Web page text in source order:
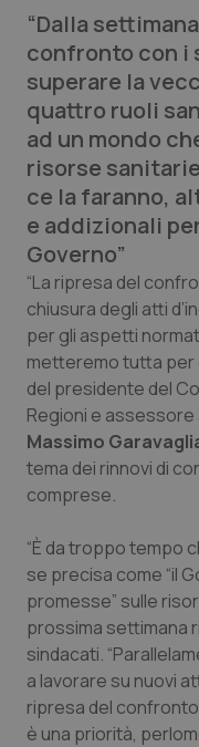
Professionisti
Abruzzo
Basilicata
Calabria
Campania
Emilia-
Friuli Venezia
Lazio
Liguria
Marche
Molise
Piemonte
QS Pro Gold
Artrite &
Asma & BPCO
Car-T
Colesterolo &
Dermatite
Diabete &
Disturbi
Donna &
Epatiti
HIV
QS Club
“Dalla
confronto con i
superare la
quattro ruoli
ad un mondo
risorse
ce la faranno,
e addizionali
Governo”
“La ripresa del
chiusura degli atti
per gli aspetti
metteremo tutta per
del presidente del
Regioni e assessore
Massimo
tema dei rinnovi di
comprese.
“È da troppo tempo
se precisa come “il
promesse” sulle
prossima settimana
sindacati.
a lavorare su nuovi
ripresa del confronto
è una priorità,